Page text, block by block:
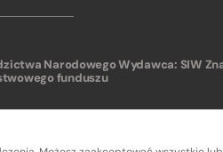
Narodowego
funduszu
Wydawca: SIW